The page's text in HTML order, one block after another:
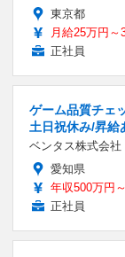
東京都
月給25万円～
正社員
ゲーム品質チェ
土日祝休み/昇給
ベンタス株式会社
愛知県
年収500万円
正社員